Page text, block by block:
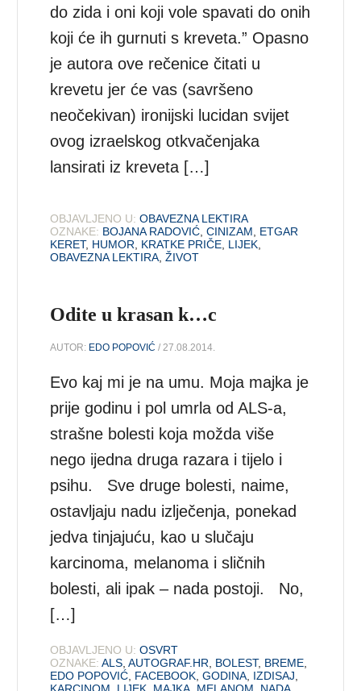
do zida i oni koji vole spavati do onih
koji će ih gurnuti s kreveta.” Opasno
je autora ove rečenice čitati u
krevetu jer će vas (savršeno
neočekivan) ironijski lucidan svijet
ovog izraelskog otkvačenjaka
lansirati iz kreveta […]
OBJAVLJENO U: OBAVEZNA LEKTIRA
OZNAKE: BOJANA RADOVIĆ ,CINIZAM
ETGAR
KERET, HUMOR KRATKE PRIČE LIJEK
OBAVEZNA LEKTIRA ,ŽIVOT
Odite u krasan k…c
AUTOR: EDO POPOVIĆ / 27.08.2014.
Evo kaj mi je na umu. Moja majka je
prije godinu i pol umrla od ALS-a,
strašne bolesti koja možda više
nego ijedna druga razara i tijelo i
psihu. Sve druge bolesti, naime,
ostavljaju nadu izlječenja, ponekad
jedva tinjajuću, kao u slučaju
karcinoma, melanoma i sličnih
bolesti, ali ipak – nada postoji. No,
[…]
OBJAVLJENO U: OSVRT
OZNAKE: ALS ,AUTOGRAF.HR BOLEST, BREME
EDO POPOVIĆ FACEBOOK ,GODINA IZDISAJ
KARCINOM
LIJEK MAJKA MELANOM NADA